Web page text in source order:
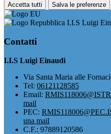
Accetta tutti Salva le preferenze
I.I.S Luigi
Contatti
I.I.S Luigi Einaudi
Via Santa Maria alle
Tel: 06121128585
Email:
mail
PEC:
una mail
C.F.: 97889120586